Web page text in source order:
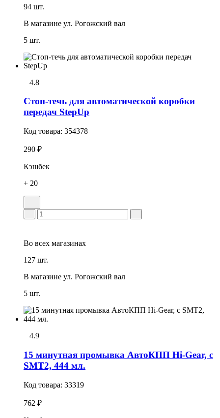
94 шт.
В магазине ул. Рогожский вал
5 шт.
4.8
Стоп-течь для автоматической коробки
передач StepUp
Код товара: 354378
290 ₽
Кэшбек
+ 20
Во всех магазинах
127 шт.
В магазине ул. Рогожский вал
5 шт.
4.9
15 минутная промывка АвтоКПП Hi-Gear, с
SMT2, 444 мл.
Код товара: 33319
762 ₽